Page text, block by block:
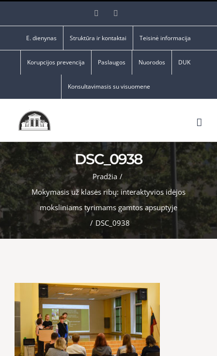
Facebook
E. dienynas Struktūra ir kontaktai Teisinė informacija
Korupcijos prevencija Paslaugos Nuorodos DUK
Konsultavimasis su visuomene
DSC_0938
Pradžia /
Mokymasis už klasės ribų: interaktyvios idėjos
moksliniams tyrimams gamtos apsuptyje
/ DSC_0938